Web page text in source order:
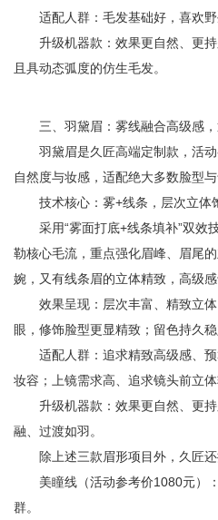
适配人群：毛发基础好，喜欢野
升级机器款：效果更自然、更持
且具动态弧度的仿生毛发。
三、羽黛眉：雾线融合高级感，
羽黛眉是久匠高端定制款，活动
自然度与妆感，适配绝大多数脸型
技术核心：雾+线条，层次立体
采用“雾面打底+线条填补”双效技
勒核心毛流，重点强化眉峰、眉尾
婉，又有线条眉的立体精致，高级感
效果呈现：层次丰富、精致立体
眼，修饰脸型更显精致；留色持久
适配人群：追求精致高级感、预
妆容；上镜需求高、追求镜头前立体
升级机器款：效果更自然、更持
融、过渡如羽。
除上述三款眉形项目外，久匠还
美瞳线（活动参考价1080元）：
群。